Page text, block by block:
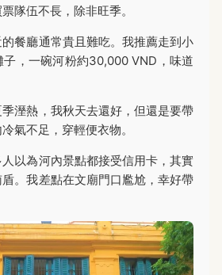
隊伍不長，除非旺季。
餐廳通常貴且難吃。我推薦走到小
，一碗河粉約30,000 VND，味道
溼熱，我秋天去還好，但還是要帶
氣不足，穿輕便衣物。
以為河內景點都接受信用卡，其實
。我差點在文廟門口尷尬，幸好帶